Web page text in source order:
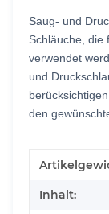
Saug- und
Schläuche, die
verwendet
und
den
Wert
Inhalt: